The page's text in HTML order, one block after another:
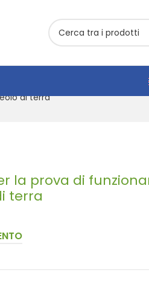
di terra
la prova di
terra